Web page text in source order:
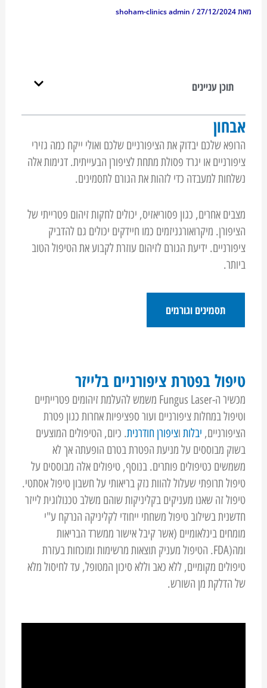
מאת shoham-clinics admin /27/12/2024
תסמינים וגורמים
תוכן עניינים
אבחון
הרופא שלכם יבדוק את הציפורניים שלכם ואולי ייקח כמה גזירי
ציפורניים או יגרד פסולת מתחת לציפורן הבעייתית. דגימות אלה
נשלחות למעבדה כדי לזהות את הגורם לתסמינים.
מצבים אחרים, כגון פסוריאזיס, יכולים לחקות זיהום פטרייתי של
הציפורן. מיקרואורגניזמים כמו חיידקים יכולים גם להדביק
ציפורניים. ידיעת הגורם לזיהום עוזרת לקבוע את הטיפול הטוב
ביותר.
טיפול בפטרת ציפורניים בלייזר
מכשיר ה-Fungus Laser משמש להעלמת זיהומים פטרייתיים
וטיפול במחלות ציפורניים ועור ספציפיות אחרות כגון פטרת
הציפורניים, יבלות וציפורן חודרנית. כיום, הטיפולים המוצעים
בשוק מבוססים על מניעת הפטרת בטרם הופעתה אך לא
משמשים כטיפולים פותרים. בנוסף, טיפולים אלה מבוססים על
טיפול תרופתי שעלול להוות נזק בריאותי על חשבון טיפול אסתטי.
טיפול זה שאנו מעניקים בקליניקות שוהם משלב טכנולוגית לייזר
חדשנית בשילוב טיפול משחתי ייחודי לקליניקה הנרקח ע"י
מומחים בינלאומיים (אשר קיבל אישור ממשרד הבריאות
ומה(FDA. הטיפול מעניק תוצאות מרשימות ומוכחות בעזרת
טיפולים מקומיים, ללא כאב וללא סיכון המטופל, עד לחיסול מלא
של הדלקת מן השורש.